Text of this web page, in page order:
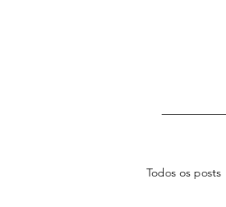
Todos os posts